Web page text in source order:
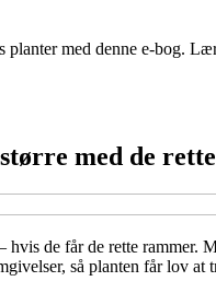
planter med denne e-bog.
med de
de får de rette
så planten får lov